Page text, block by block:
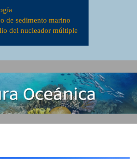
de sedimento marino
del nucleador múltiple